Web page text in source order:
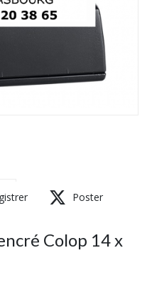
Poster
Colop 14 x